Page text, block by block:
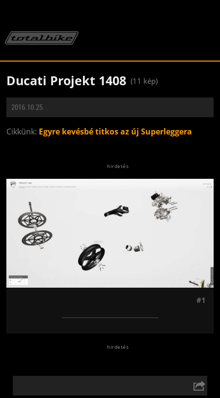
Ducati Projekt 1408 (11 kép)
2016.10.25.
Cikkünk: Egyre kevésbé titkos az új Superleggera
#1